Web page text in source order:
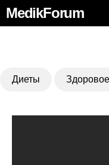
MedikForum
Диеты